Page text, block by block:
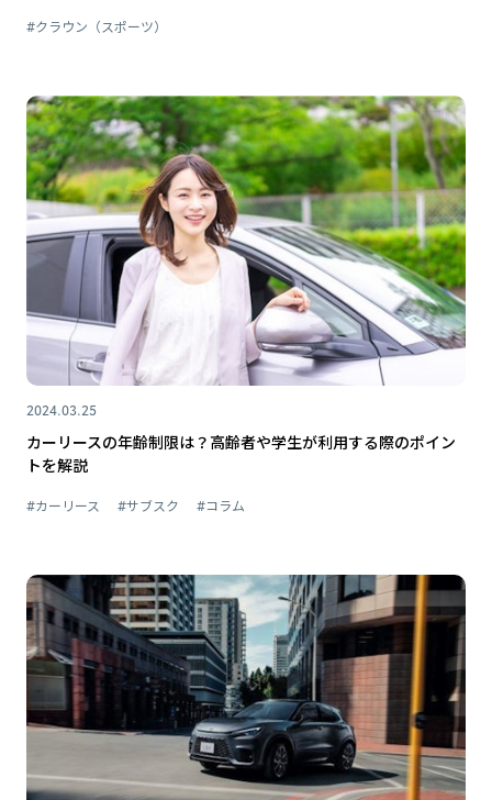
#クラウン（スポーツ）
2024.03.25
カーリースの年齢制限は？高齢者や学生が利用する際のポイン
トを解説
#カーリース #サブスク #コラム